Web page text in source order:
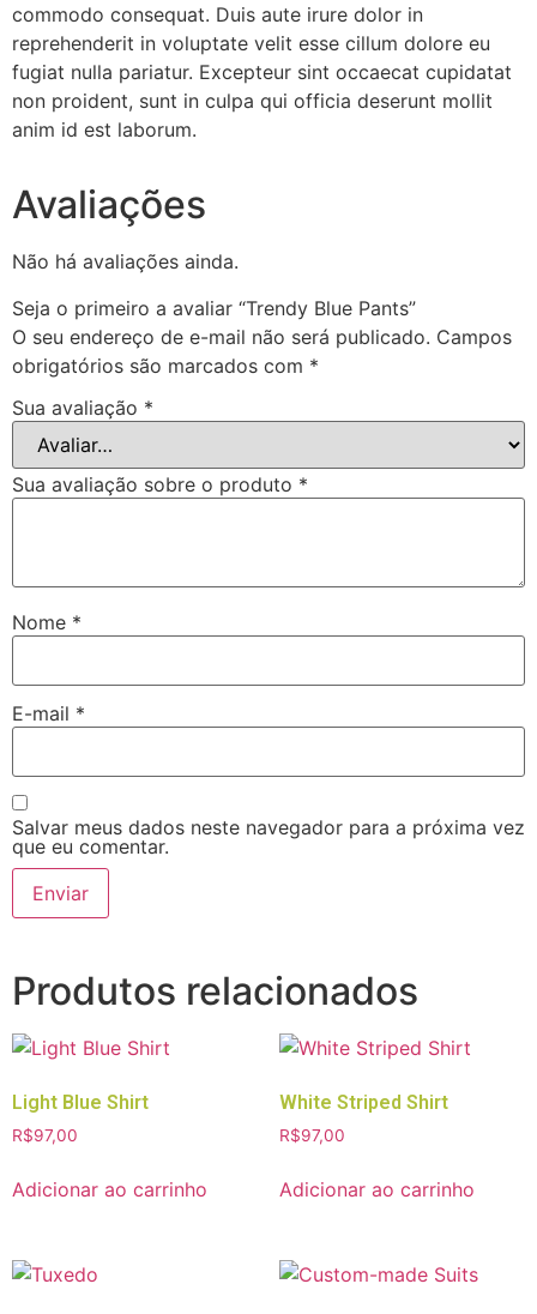
commodo consequat. Duis aute irure dolor in
reprehenderit in voluptate velit esse cillum dolore eu
fugiat nulla pariatur. Excepteur sint occaecat cupidatat
non proident, sunt in culpa qui officia deserunt mollit
anim id est laborum.
Avaliações
Não há avaliações ainda.
Seja o primeiro a avaliar “Trendy Blue Pants”
O seu endereço de e-mail não será publicado. Campos
obrigatórios são marcados com *
Sua avaliação *
Sua avaliação sobre o produto *
Nome *
E-mail *
Salvar meus dados neste navegador para a próxima vez
que eu comentar.
Produtos relacionados
Light Blue Shirt
R$97,00
Adicionar ao carrinho
White Striped Shirt
R$97,00
Adicionar ao carrinho